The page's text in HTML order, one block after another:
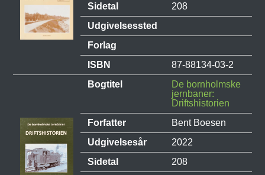
Sidetal
208
Udgivelsessted
Forlag
ISBN
87-88134-03-2
Bogtitel
De bornholmske
jernbaner:
Driftshistorien
Forfatter
Bent Boesen
Udgivelsesår
2022
Sidetal
208